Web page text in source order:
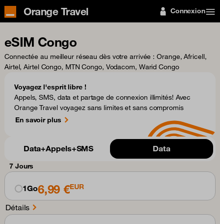
Orange Travel Connexion
eSIM Congo
Connectée au meilleur réseau dès votre arrivée : Orange, Africell,
Airtel, Airtel Congo, MTN Congo, Vodacom, Warid Congo
Voyagez l'esprit libre !
Appels, SMS, data et partage de connexion illimités! Avec
Orange Travel voyagez sans limites et sans compromis
En savoir plus
Data+Appels+SMS Data
7 Jours
1Go6,99 €EUR
Détails